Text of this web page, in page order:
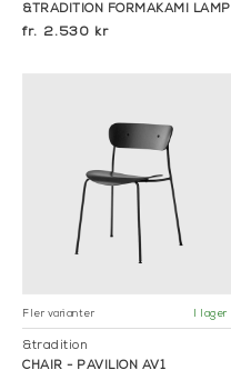
&TRADITION FORMAKAMI LAMP
2.530 kr
Fler varianter I lager
&tradition
CHAIR - PAVILION AV1